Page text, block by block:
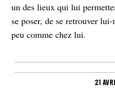
un des lieux qui lui
se poser, de se retrouver
peu comme chez lui.
21